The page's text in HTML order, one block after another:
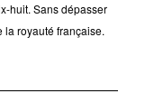
huit. Sans dépasser
la royauté française.